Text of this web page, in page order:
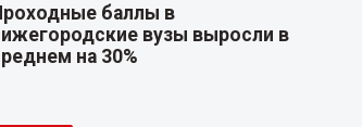
баллы в
вузы выросли в
на 30%